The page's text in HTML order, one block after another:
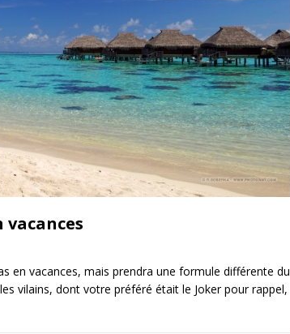
en vacances, mais prendra une formule différente du
vilains, dont votre préféré était le Joker pour rappel,